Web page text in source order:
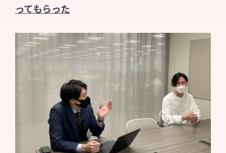
ってもらった